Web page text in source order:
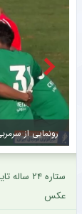
ستاره
عکس